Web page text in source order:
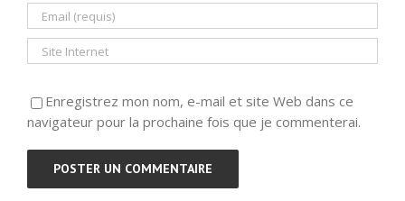
Enregistrez mon nom, e-mail et site Web dans ce
navigateur pour la prochaine fois que je commenterai.